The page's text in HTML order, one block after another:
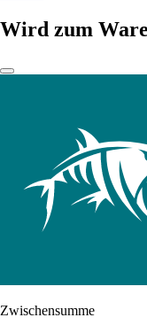
Wird zum
Zwischensumme